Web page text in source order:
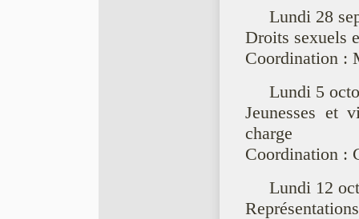
Lundi 28
Droits sexuels
Coordination :
Lundi 5
Jeunesses et
charge
Coordination :
Lundi 12